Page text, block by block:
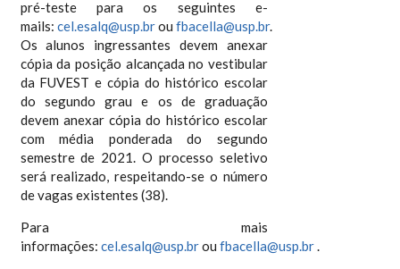
pré-teste para os seguintes e-
mails: cel.esalq@usp.brou fbacella@usp.br.
Os alunos ingressantes devem anexar
cópia da posição alcançada no vestibular
da FUVEST e cópia do histórico escolar
do segundo grau e os de graduação
devem anexar cópia do histórico escolar
com média ponderada do segundo
semestre de 2021. O processo seletivo
será realizado, respeitando-se o número
de vagas existentes (38).
Para mais
informações: cel.esalq@usp.brou fbacella@usp.br.